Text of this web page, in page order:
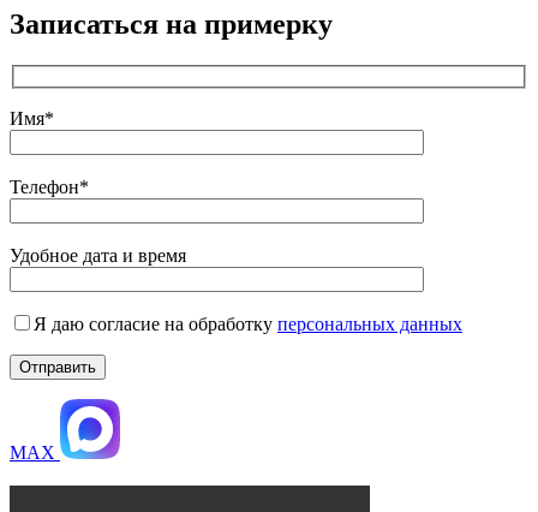
Записаться на примерку
Имя*
Телефон*
Удобное дата и время
Я даю согласие на обработку персональных данных
MAX